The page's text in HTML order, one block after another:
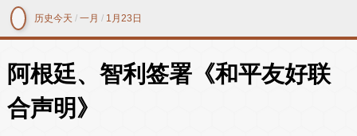
历史今天 /一月 / 1月23日
阿根廷、智利签署《和平友好联
合声明》